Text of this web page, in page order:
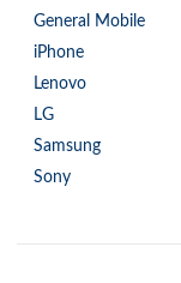
General Mobile
iPhone
Lenovo
LG
Samsung
Sony